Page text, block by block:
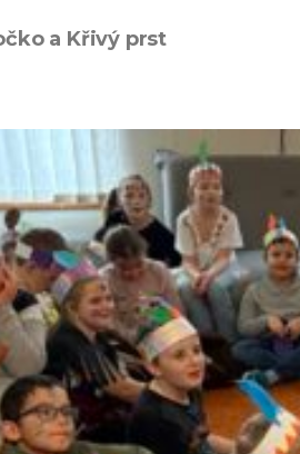
a Křivý prst